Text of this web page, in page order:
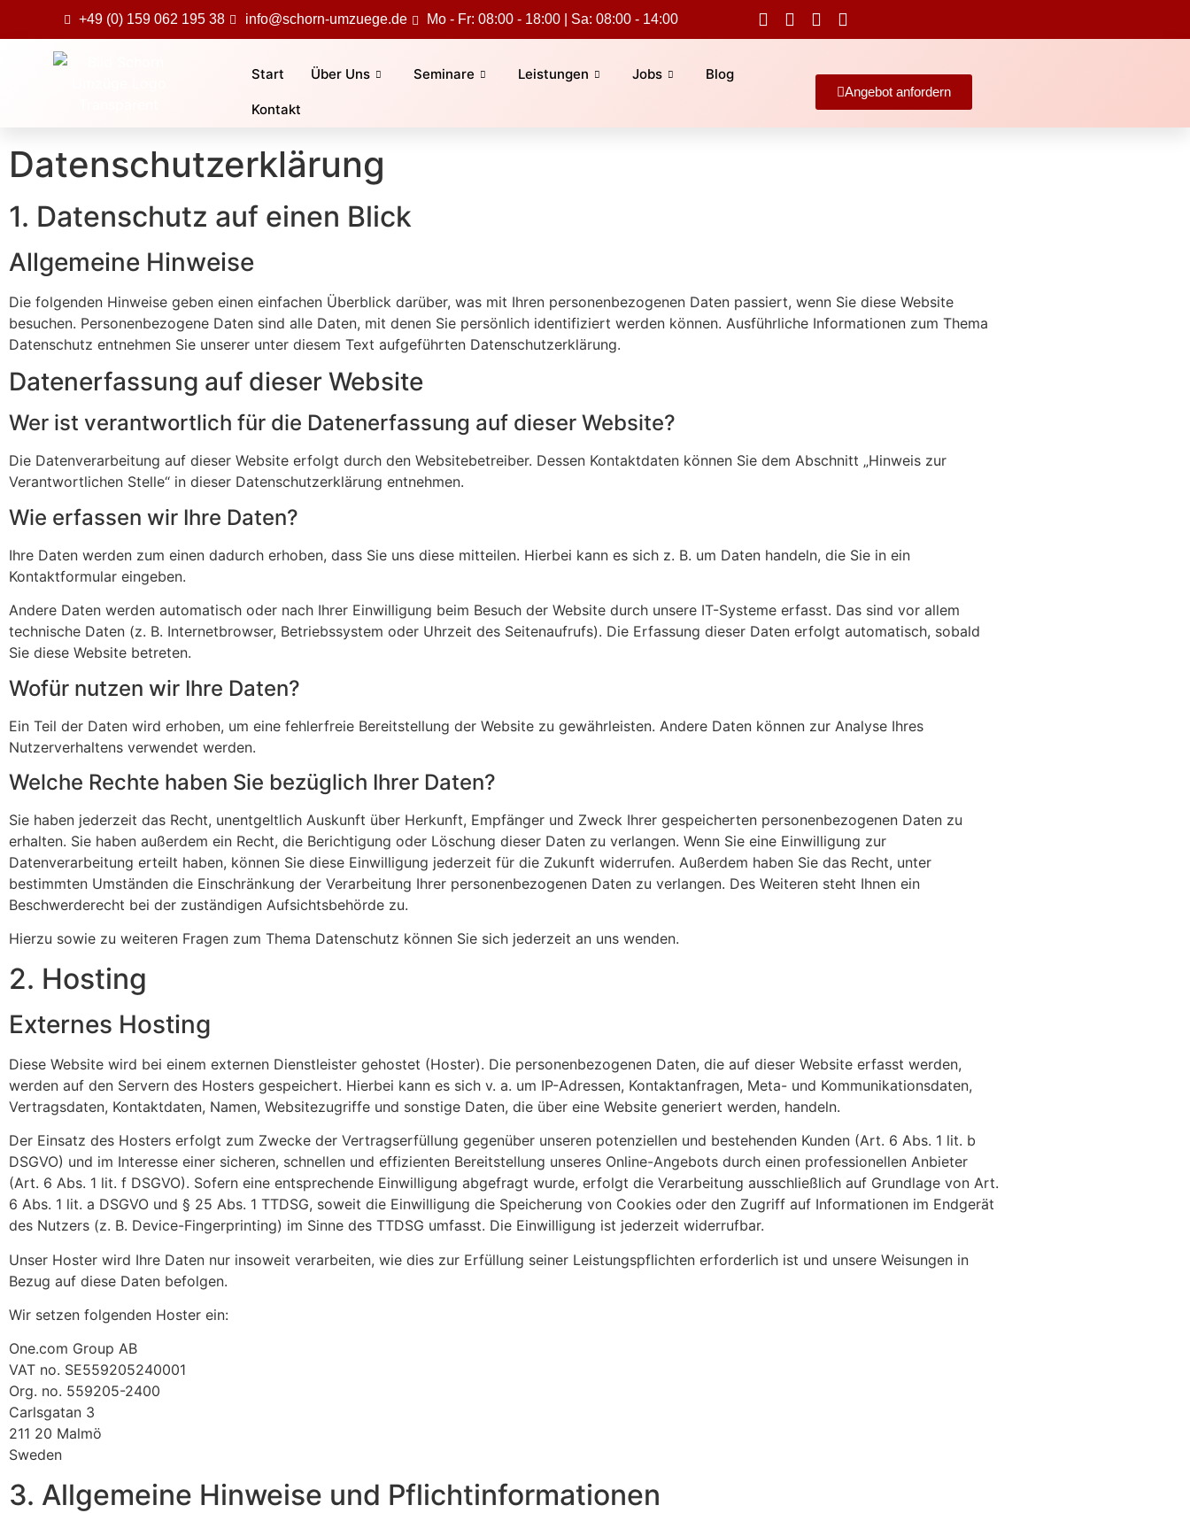
+49 (0) 159 062 195 38 info@schorn-umzuege.de Mo - Fr: 08:00 - 18:00 | Sa: 08:00 - 14:00
Start Über Uns Seminare Leistungen Jobs Blog
Kontakt
Angebot anfordern
Datenschutz­erklärung
1. Datenschutz auf einen Blick
Allgemeine Hinweise
Die folgenden Hinweise geben einen einfachen Überblick darüber, was mit Ihren personenbezogenen Daten passiert, wenn Sie diese Website
besuchen. Personenbezogene Daten sind alle Daten, mit denen Sie persönlich identifiziert werden können. Ausführliche Informationen zum Thema
Datenschutz entnehmen Sie unserer unter diesem Text aufgeführten Datenschutzerklärung.
Datenerfassung auf dieser Website
Wer ist verantwortlich für die Datenerfassung auf dieser Website?
Die Datenverarbeitung auf dieser Website erfolgt durch den Websitebetreiber. Dessen Kontaktdaten können Sie dem Abschnitt „Hinweis zur
Verantwortlichen Stelle“ in dieser Datenschutzerklärung entnehmen.
Wie erfassen wir Ihre Daten?
Ihre Daten werden zum einen dadurch erhoben, dass Sie uns diese mitteilen. Hierbei kann es sich z. B. um Daten handeln, die Sie in ein
Kontaktformular eingeben.
Andere Daten werden automatisch oder nach Ihrer Einwilligung beim Besuch der Website durch unsere IT-Systeme erfasst. Das sind vor allem
technische Daten (z. B. Internetbrowser, Betriebssystem oder Uhrzeit des Seitenaufrufs). Die Erfassung dieser Daten erfolgt automatisch, sobald
Sie diese Website betreten.
Wofür nutzen wir Ihre Daten?
Ein Teil der Daten wird erhoben, um eine fehlerfreie Bereitstellung der Website zu gewährleisten. Andere Daten können zur Analyse Ihres
Nutzerverhaltens verwendet werden.
Welche Rechte haben Sie bezüglich Ihrer Daten?
Sie haben jederzeit das Recht, unentgeltlich Auskunft über Herkunft, Empfänger und Zweck Ihrer gespeicherten personenbezogenen Daten zu
erhalten. Sie haben außerdem ein Recht, die Berichtigung oder Löschung dieser Daten zu verlangen. Wenn Sie eine Einwilligung zur
Datenverarbeitung erteilt haben, können Sie diese Einwilligung jederzeit für die Zukunft widerrufen. Außerdem haben Sie das Recht, unter
bestimmten Umständen die Einschränkung der Verarbeitung Ihrer personenbezogenen Daten zu verlangen. Des Weiteren steht Ihnen ein
Beschwerderecht bei der zuständigen Aufsichtsbehörde zu.
Hierzu sowie zu weiteren Fragen zum Thema Datenschutz können Sie sich jederzeit an uns wenden.
2. Hosting
Externes Hosting
Diese Website wird bei einem externen Dienstleister gehostet (Hoster). Die personenbezogenen Daten, die auf dieser Website erfasst werden,
werden auf den Servern des Hosters gespeichert. Hierbei kann es sich v. a. um IP-Adressen, Kontaktanfragen, Meta- und Kommunikationsdaten,
Vertragsdaten, Kontaktdaten, Namen, Websitezugriffe und sonstige Daten, die über eine Website generiert werden, handeln.
Der Einsatz des Hosters erfolgt zum Zwecke der Vertragserfüllung gegenüber unseren potenziellen und bestehenden Kunden (Art. 6 Abs. 1 lit. b
DSGVO) und im Interesse einer sicheren, schnellen und effizienten Bereitstellung unseres Online-Angebots durch einen professionellen Anbieter
(Art. 6 Abs. 1 lit. f DSGVO). Sofern eine entsprechende Einwilligung abgefragt wurde, erfolgt die Verarbeitung ausschließlich auf Grundlage von Art.
6 Abs. 1 lit. a DSGVO und § 25 Abs. 1 TTDSG, soweit die Einwilligung die Speicherung von Cookies oder den Zugriff auf Informationen im Endgerät
des Nutzers (z. B. Device-Fingerprinting) im Sinne des TTDSG umfasst. Die Einwilligung ist jederzeit widerrufbar.
Unser Hoster wird Ihre Daten nur insoweit verarbeiten, wie dies zur Erfüllung seiner Leistungspflichten erforderlich ist und unsere Weisungen in
Bezug auf diese Daten befolgen.
Wir setzen folgenden Hoster ein:
One.com Group AB
VAT no. SE559205240001
Org. no. 559205-2400
Carlsgatan 3
211 20 Malmö
Sweden
3. Allgemeine Hinweise und Pflicht­informationen